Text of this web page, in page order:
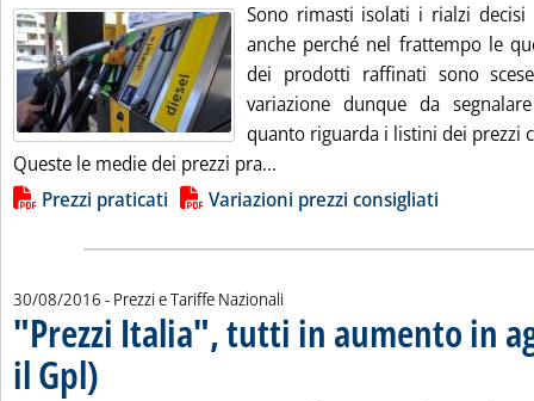
Sono rimasti isolati i rialzi decisi
anche perché nel frattempo le
dei prodotti raffinati sono
variazione dunque da
quanto riguarda i listini dei prezzi
Queste le medie dei prezzi pra...
Lista allegati PDF alla notizia
Prezzi praticati Variazioni prezzi consigliati
30/08/2016 - Prezzi e Tariffe Nazionali
"Prezzi Italia", tutti in aumento in
il Gpl)